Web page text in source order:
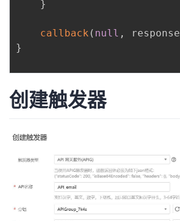
}
callback ( null , response
}
创建触发器